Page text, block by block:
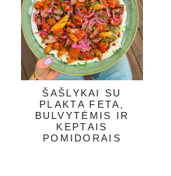
ŠAŠLYKAI SU
PLAKTA FETA,
BULVYTĖMIS IR
KEPTAIS
POMIDORAIS